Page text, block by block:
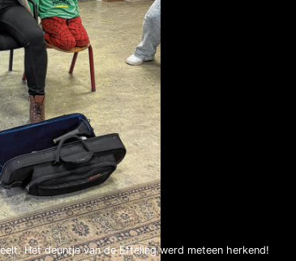
Het deuntje van de Efteling werd meteen herkend!